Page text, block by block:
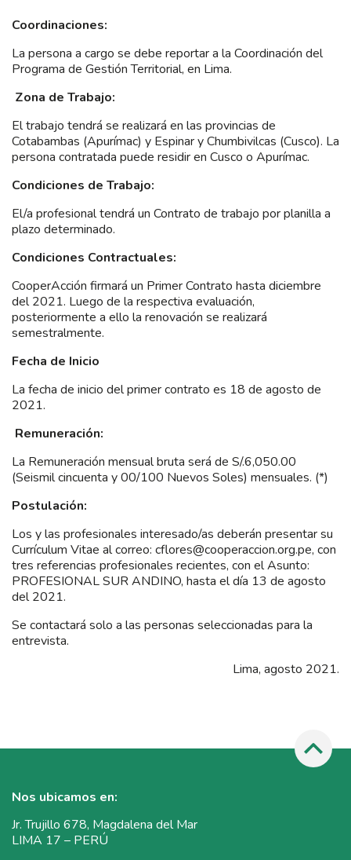
Coordinaciones:
La persona a cargo se debe reportar a la Coordinación del
Programa de Gestión Territorial, en Lima.
Zona de Trabajo:
El trabajo tendrá se realizará en las provincias de
Cotabambas (Apurímac) y Espinar y Chumbivilcas (Cusco). La
persona contratada puede residir en Cusco o Apurímac.
Condiciones de Trabajo:
El/a profesional tendrá un Contrato de trabajo por planilla a
plazo determinado.
Condiciones Contractuales:
CooperAcción firmará un Primer Contrato hasta diciembre
del 2021. Luego de la respectiva evaluación,
posteriormente a ello la renovación se realizará
semestralmente.
Fecha de Inicio
La fecha de inicio del primer contrato es 18 de agosto de
2021.
Remuneración:
La Remuneración mensual bruta será de S/.6,050.00
(Seismil cincuenta y 00/100 Nuevos Soles) mensuales. (*)
Postulación:
Los y las profesionales interesado/as deberán presentar su
Currículum Vitae al correo: cflores@cooperaccion.org.pe, con
tres referencias profesionales recientes, con el Asunto:
PROFESIONAL SUR ANDINO, hasta el día 13 de agosto
del 2021.
Se contactará solo a las personas seleccionadas para la
entrevista.
Lima, agosto 2021.
Nos ubicamos en:
Jr. Trujillo 678, Magdalena del Mar
LIMA 17 – PERÚ